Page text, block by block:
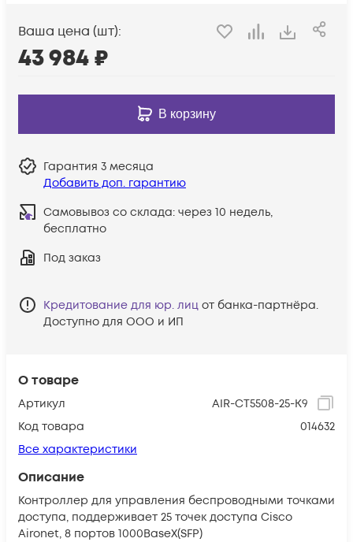
О товаре
Артикул
AIR-CT5508-25-K9
Код товара
014632
Все характеристики
Описание
Контроллер для управления беспроводными точками
доступа, поддерживает 25 точек доступа Cisco
Aironet, 8 портов 1000BaseX(SFP)
Ваша цена (шт):
43 984₽
В корзину
Гарантия 3 месяца
Добавить доп. гарантию
Самовывоз со склада: через 10 недель,
бесплатно
Под заказ
Кредитование для юр. лиц от банка-партнёра.
Доступно для ООО и ИП